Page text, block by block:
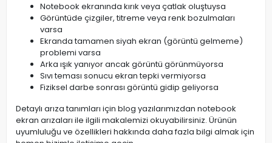
Notebook ekranında kırık veya çatlak oluştuysa
Görüntüde çizgiler, titreme veya renk bozulmaları
varsa
Ekranda tamamen siyah ekran (görüntü gelmeme)
problemi varsa
Arka ışık yanıyor ancak görüntü görünmüyorsa
Sıvı teması sonucu ekran tepki vermiyorsa
Fiziksel darbe sonrası görüntü gidip geliyorsa
Detaylı arıza tanımları için blog yazılarımızdan notebook
ekran arızaları ile ilgili makalemizi okuyabilirsiniz. Ürünün
uyumluluğu ve özellikleri hakkında daha fazla bilgi almak için